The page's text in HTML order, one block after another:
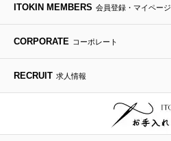
その他のグッズ・小物
ITOKIN MEMBERS 会員登録・マイページ
CORPORATE コーポレート
RECRUIT 求人情報